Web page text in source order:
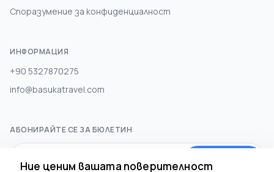
Споразумение за конфиденциалност
ИНФОРМАЦИЯ
+90 5327870275
info@basukatravel.com
АБОНИРАЙТЕ СЕ ЗА БЮЛЕТИН
Ние ценим вашата поверителност